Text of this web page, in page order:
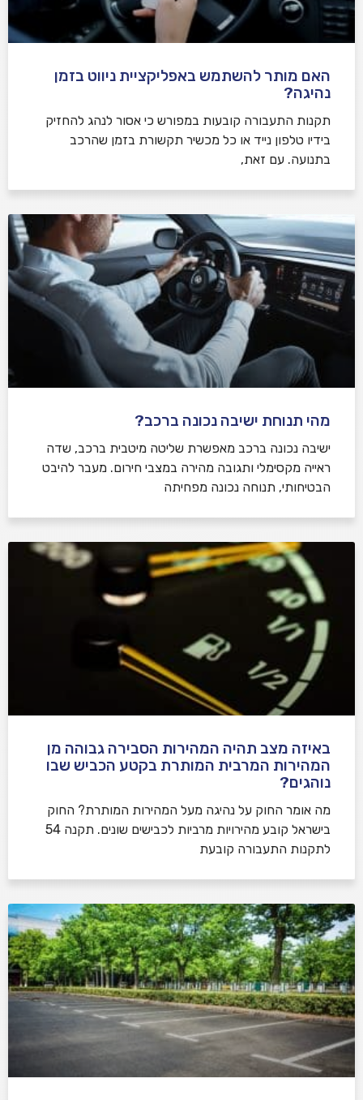
האם מותר להשתמש באפליקציית ניווט בזמן
נהיגה?
תקנות התעבורה קובעות במפורש כי אסור לנהג להחזיק
בידיו טלפון נייד או כל מכשיר תקשורת בזמן שהרכב
בתנועה. עם זאת,
מהי תנוחת ישיבה נכונה ברכב?
ישיבה נכונה ברכב מאפשרת שליטה מיטבית ברכב, שדה
ראייה מקסימלי ותגובה מהירה במצבי חירום. מעבר להיבט
הבטיחותי, תנוחה נכונה מפחיתה
באיזה מצב תהיה המהירות הסבירה גבוהה מן
המהירות המרבית המותרת בקטע הכביש שבו
נוהגים?
​מה אומר החוק על נהיגה מעל המהירות המותרת? החוק
בישראל קובע מהירויות מרביות לכבישים שונים. תקנה 54
לתקנות התעבורה קובעת